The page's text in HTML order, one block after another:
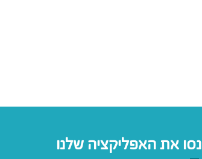
נסו את האפליקציה שלנו